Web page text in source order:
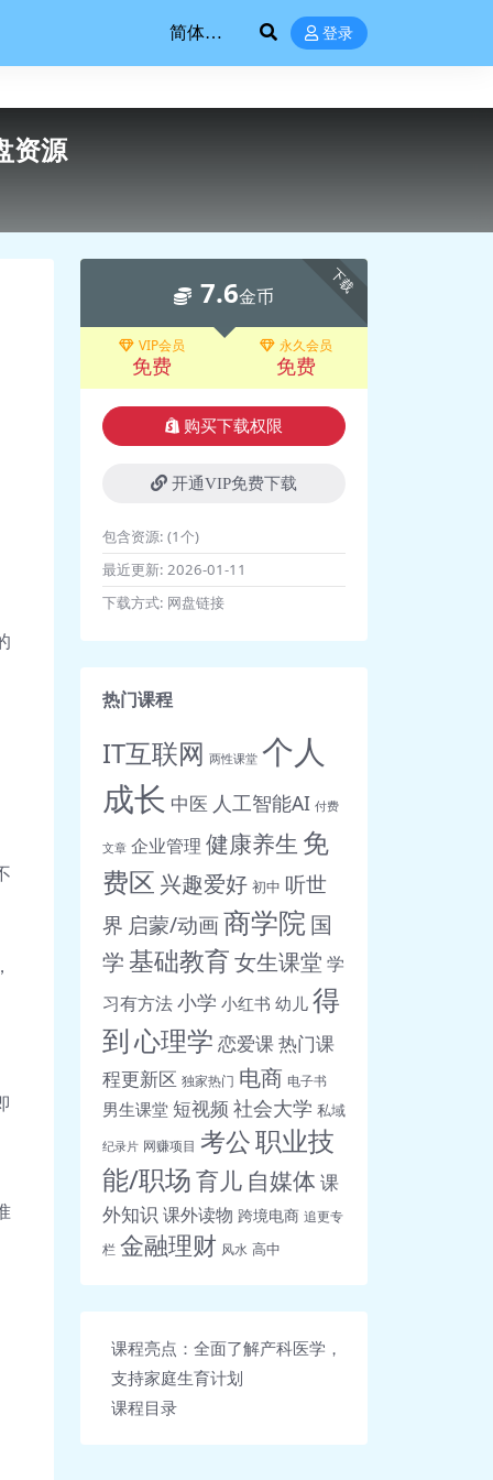
登录
资源
下载
7.6金币
VIP会员
免费
永久会员
免费
购买下载权限
开通VIP免费下载
包含资源: (1个)
最近更新: 2026-01-11
下载方式: 网盘链接
热门课程
IT互联网 两性课堂 个人
成长 中医 人工智能AI 付费
文章 企业管理 健康养生 免
费区 兴趣爱好 初中 听世
界 启蒙/动画商学院国
学 基础教育女生课堂 学
习有方法小学 小红书 幼儿 得
到心理学 恋爱课热门课
程更新区 独家热门 电商 电子书
男生课堂 短视频 社会大学 私域
纪录片 网赚项目 考公职业技
能/职场育儿 自媒体 课
外知识 课外读物 跨境电商 追更专
栏 金融理财 风水 高中
课程亮点：全面了解产科医学，
支持家庭生育计划
课程目录